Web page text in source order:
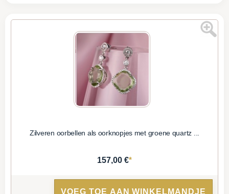
Zilveren oorbellen als oorknopjes met groene quartz ...
157,00 €*
VOEG TOE AAN WINKELMANDJE